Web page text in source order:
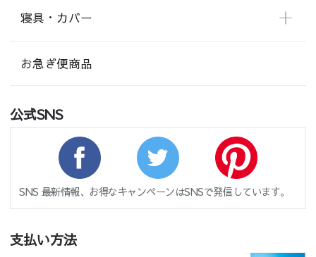
寝具・カバー
お急ぎ便商品
公式SNS
SNS 最新情報、お得なキャンペーンはSNSで発信しています。
支払い方法